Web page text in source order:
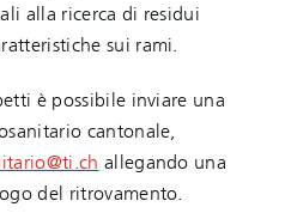
alla ricerca di residui
sui rami.
è possibile inviare una
cantonale,
allegando una
del ritrovamento.